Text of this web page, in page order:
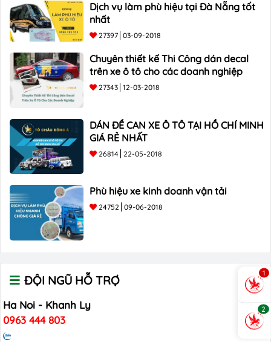
Dịch vụ làm phù hiệu tại Đà Nẵng tốt
nhất
27397 03-09-2018
Chuyên thiết kế Thi Công dán decal
trên xe ô tô cho các doanh nghiệp
27343 12-03-2018
DÁN ĐỀ CAN XE Ô TÔ TẠI HỒ CHÍ MINH
GIÁ RẺ NHẤT
26814 22-05-2018
Phù hiệu xe kinh doanh vận tải
24752 09-06-2018
ĐỘI NGŨ HỖ TRỢ
Ha Noi - Khanh Ly
0963 444 803
1
2